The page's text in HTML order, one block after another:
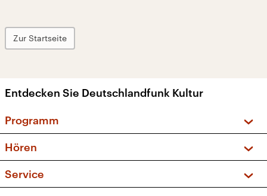
Zur Startseite
Entdecken Sie Deutschlandfunk Kultur
Programm
Sendungen und Podcasts
Musikliste
Hören
Frequenzen (UKW + DAB+)
Service